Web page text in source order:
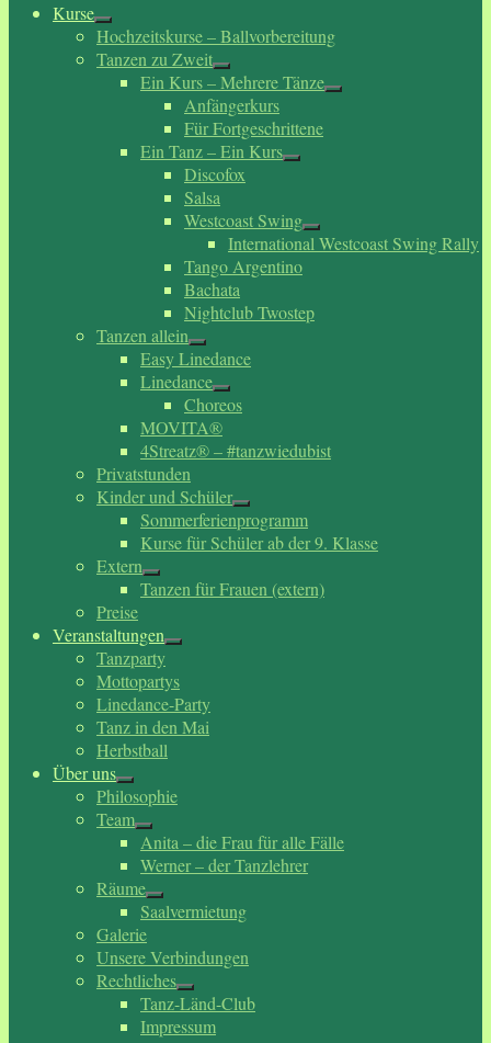
Kurse
Hochzeitskurse – Ballvorbereitung
Tanzen zu Zweit
Ein Kurs – Mehrere Tänze
Anfängerkurs
Für Fortgeschrittene
Ein Tanz – Ein Kurs
Discofox
Salsa
Westcoast Swing
International Westcoast Swing Rally
Tango Argentino
Bachata
Nightclub Twostep
Tanzen allein
Easy Linedance
Linedance
Choreos
MOVITA®
4Streatz® – #tanzwiedubist
Privatstunden
Kinder und Schüler
Sommerferienprogramm
Kurse für Schüler ab der 9. Klasse
Extern
Tanzen für Frauen (extern)
Preise
Veranstaltungen
Tanzparty
Mottopartys
Linedance-Party
Tanz in den Mai
Herbstball
Über uns
Philosophie
Team
Anita – die Frau für alle Fälle
Werner – der Tanzlehrer
Räume
Saalvermietung
Galerie
Unsere Verbindungen
Rechtliches
Tanz-Länd-Club
Impressum